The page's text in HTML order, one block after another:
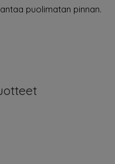
puolimatan pinnan.